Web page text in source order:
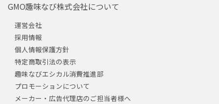
GMO趣味なび株式会社について
運営会社
採用情報
個人情報保護方針
特定商取引法の表示
趣味なびエシカル消費推進部
プロモーションについて
メーカー・広告代理店のご担当者様へ